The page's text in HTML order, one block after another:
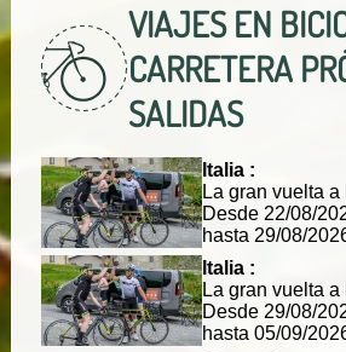
VIAJES EN
CARRETERA
SALIDAS
Italia :
La gran vuelta
Desde 22/08/
hasta 29/08/
Italia :
La gran vuelta
Desde 29/08/
hasta 05/09/